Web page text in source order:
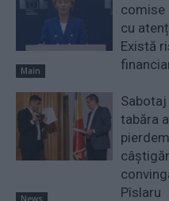
Main
comise
cu
Există
News
Sabotaj
tabăra
Pîslaru